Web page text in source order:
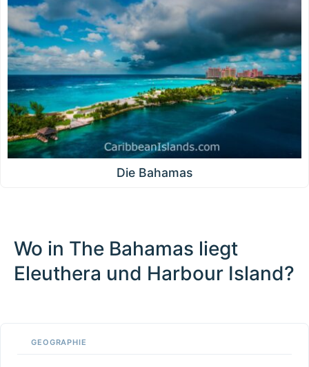
Die Bahamas
Wo in The Bahamas liegt
Eleuthera und Harbour Island?
100 km / 62.1 mi
GEOGRAPHIE